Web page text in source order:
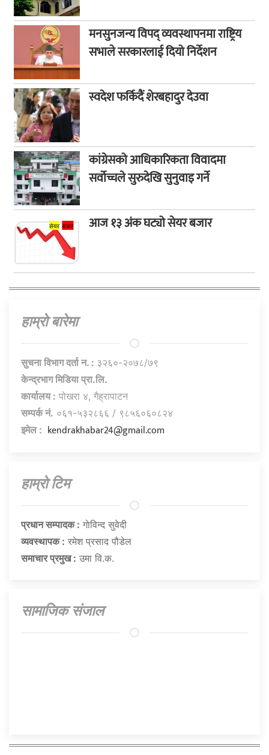
मनसुनजन्य विपद् व्यवस्थापनमा राष्ट्रिय
सभाले सरकारलाई दियो निर्देशन
स्वदेश फर्किदैं शेरबहादुर देउवा
कांग्रेसको आधिकारिकता विवादमा
सर्वोच्चले सुरुदेखि सुनुवाइ गर्ने
आज १३ अंक घट्यो सेयर बजार
हाम्राे बारेमा
सुचना विभाग दर्ता न. : ३२६०-२०७८/७९
केन्द्रभाग मिडिया प्रा.लि.
कार्यालय : पोखरा ४, गैह्रापाटन
सम्पर्क नं. ०६१-५३२८६६ / ९८५६०६०८२४
इमेल : kendrakhabar24@gmail.com
हाम्राे टिम
प्रधान सम्पादक : गाेविन्द सुवेदी
व्यवस्थापक : रमेश प्रसाद पौडेल
समाचार प्रमुख : उमा वि.क.
सामाजिक संजाल